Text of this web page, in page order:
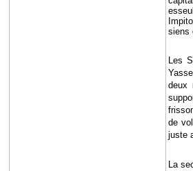
siens
Les
deux
de
juste
La